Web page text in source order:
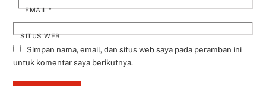
EMAIL*
SITUS WEB
Simpan nama, email, dan situs web saya pada peramban ini
untuk komentar saya berikutnya.